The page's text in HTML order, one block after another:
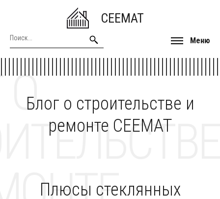
CEEMAT
Меню
Блог о строительстве и
ремонте CEEMAT
О
Плюсы стеклянных